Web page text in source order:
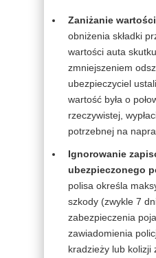
Zaniżanie
obniżenia składki
wartości auta
zmniejszeniem
ubezpieczyciel
wartość była o
rzeczywistej,
potrzebnej na
Ignorowanie
ubezpieczonego
polisa określa
szkody (zwykle 7
zabezpieczenia
zawiadomienia
kradzieży lub kolizji